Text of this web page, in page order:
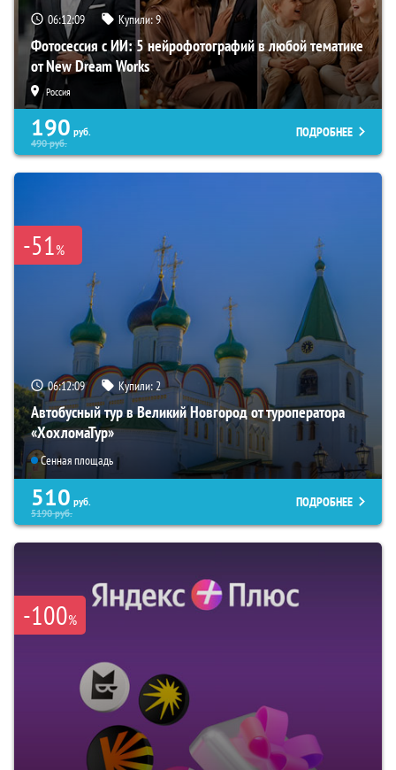
06:12:08 Купили:9
Фотосессия с ИИ: 5 нейрофотографий в любой тематике
от New Dream Works
Россия
190 руб.
490руб.
ПОДРОБНЕЕ
-51%
06:12:08 Купили:2
Автобусный тур в Великий Новгород от туроператора
«ХохломаТур»
Сенная площадь
510 руб.
5190руб.
ПОДРОБНЕЕ
-100%